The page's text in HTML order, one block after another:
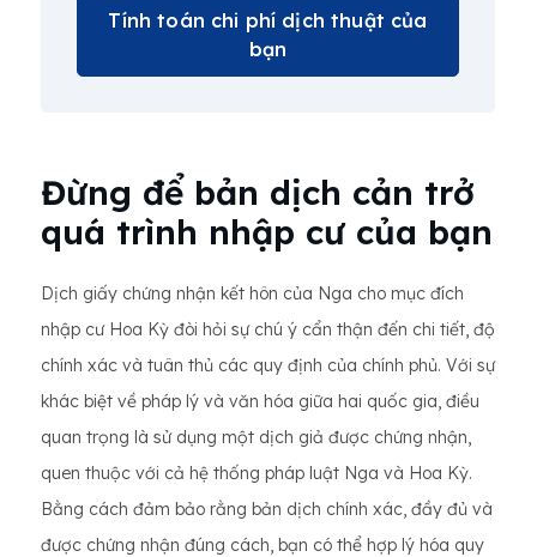
Tính toán chi phí dịch thuật của
bạn
Đừng để bản dịch cản trở
quá trình nhập cư của bạn
Dịch giấy chứng nhận kết hôn của Nga cho mục đích
nhập cư Hoa Kỳ đòi hỏi sự chú ý cẩn thận đến chi tiết, độ
chính xác và tuân thủ các quy định của chính phủ. Với sự
khác biệt về pháp lý và văn hóa giữa hai quốc gia, điều
quan trọng là sử dụng một dịch giả được chứng nhận,
quen thuộc với cả hệ thống pháp luật Nga và Hoa Kỳ.
Bằng cách đảm bảo rằng bản dịch chính xác, đầy đủ và
được chứng nhận đúng cách, bạn có thể hợp lý hóa quy